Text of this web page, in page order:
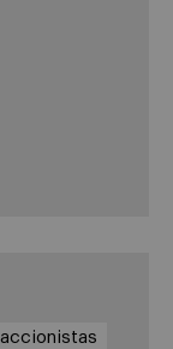
accionistas